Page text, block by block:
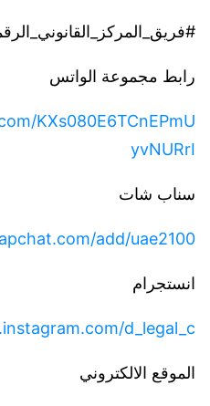
رابط مجموعة الواتس
KXs080E6TCnEPmU
yvNURrI
add/uae2100
انستجرام
d_legal_c
الموقع الالكتروني